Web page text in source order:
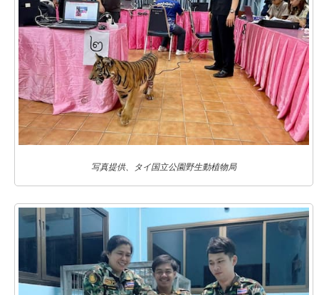
写真提供、タイ国立公園野生動植物局